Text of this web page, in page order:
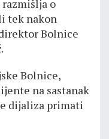
razmišlja o
tek nakon
Bolnice
Bolnice,
na sastanak
dijaliza primati